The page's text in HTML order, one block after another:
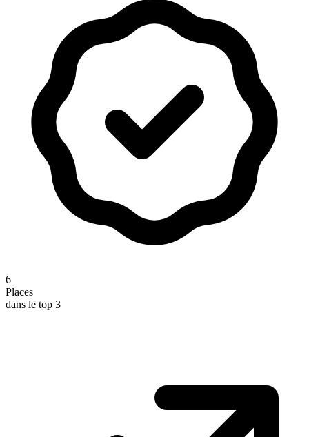
6
Places
dans le top 3